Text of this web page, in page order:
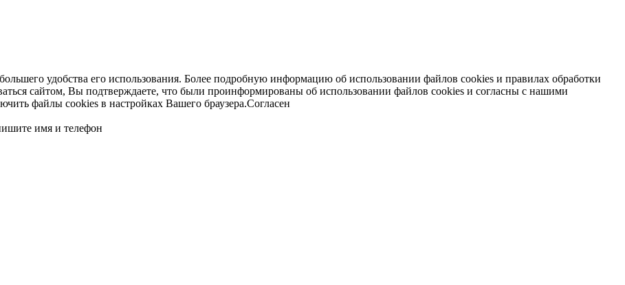
удобства его использования. Более подробную информацию об использовании файлов cookies и правилах обработки
сайтом, Вы подтверждаете, что были проинформированы об использовании файлов cookies и согласны с нашими
файлы cookies в настройках Вашего браузера.Согласен
имя и телефон